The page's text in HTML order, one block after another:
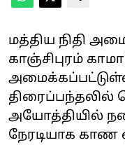
மத்திய நிதி
காஞ்சிபுரம்
திரைப்பந்தலில்
அயோத்தியில்
நேரடியாக காண